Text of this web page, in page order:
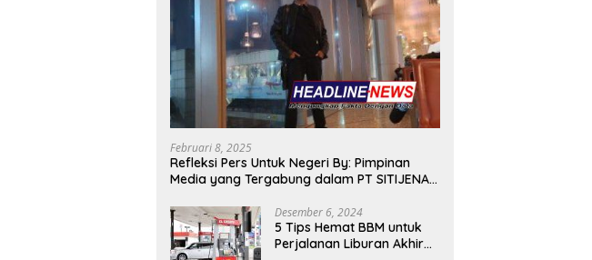
Februari 8, 2025
Refleksi Pers Untuk Negeri By: Pimpinan
Media yang Tergabung dalam PT SITIJENAR
Desember 6, 2024
5 Tips Hemat BBM untuk
Perjalanan Liburan Akhir